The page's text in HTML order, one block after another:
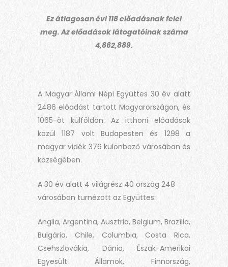
Ez átlagosan évi 118 előadásnak felel
meg. Az előadások látogatóinak száma
4,862,889.
A Magyar Állami Népi Együttes 30 év alatt
2486 előadást tartott Magyarországon, és
1065-öt külföldön. Az itthoni előadások
közül 1187 volt Budapesten és 1298 a
magyar vidék 376 különböző városában és
községében.
A 30 év alatt 4 világrész 40 ország 248
városában turnézott az Együttes:
Anglia, Argentina, Ausztria, Belgium, Brazília,
Bulgária, Chile, Columbia, Costa Rica,
Csehszlovákia, Dánia, Észak-Amerikai
Egyesült Államok, Finnország,